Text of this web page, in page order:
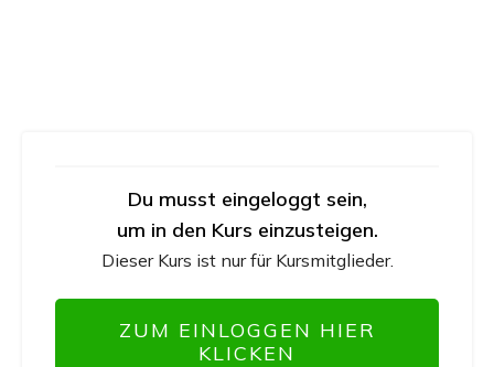
Du musst eingeloggt sein,
um in den Kurs einzusteigen.
Dieser Kurs ist nur für Kursmitglieder.
ZUM EINLOGGEN HIER
KLICKEN